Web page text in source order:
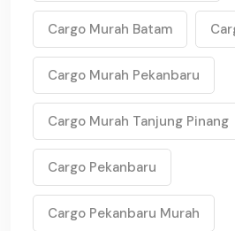
Cargo Murah Batam
Cargo Murah Pekanbaru
Cargo Murah Tanjung Pinang
Cargo Pekanbaru
Cargo Pekanbaru Murah